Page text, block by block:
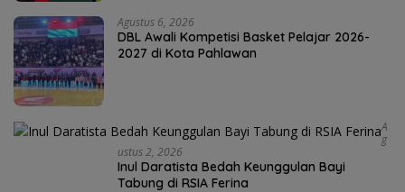
Agustus 6, 2026
DBL Awali Kompetisi Basket Pelajar 2026-
2027 di Kota Pahlawan
A
G
Ustus 2, 2026
Inul Daratista Bedah Keunggulan Bayi
Tabung di RSIA Ferina